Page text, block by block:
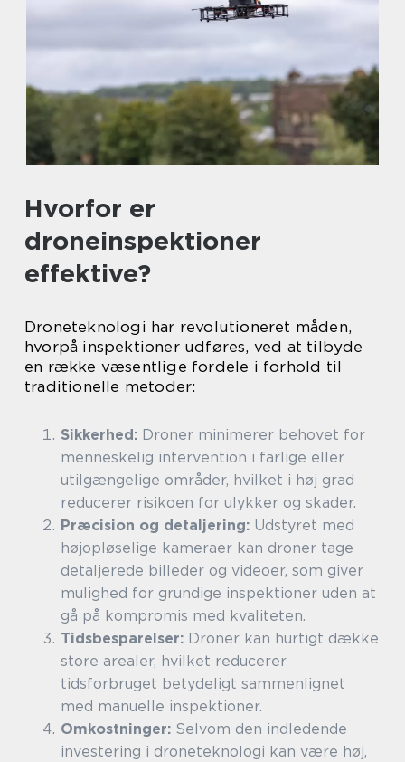
Hvorfor er
droneinspektioner
effektive?
Droneteknologi har revolutioneret måden,
hvorpå inspektioner udføres, ved at tilbyde
en række væsentlige fordele i forhold til
traditionelle metoder:
Sikkerhed: Droner minimerer behovet for
menneskelig intervention i farlige eller
utilgængelige områder, hvilket i høj grad
reducerer risikoen for ulykker og skader.
Præcision og detaljering: Udstyret med
højopløselige kameraer kan droner tage
detaljerede billeder og videoer, som giver
mulighed for grundige inspektioner uden at
gå på kompromis med kvaliteten.
Tidsbesparelser: Droner kan hurtigt dække
store arealer, hvilket reducerer
tidsforbruget betydeligt sammenlignet
med manuelle inspektioner.
Omkostninger: Selvom den indledende
investering i droneteknologi kan være høj,